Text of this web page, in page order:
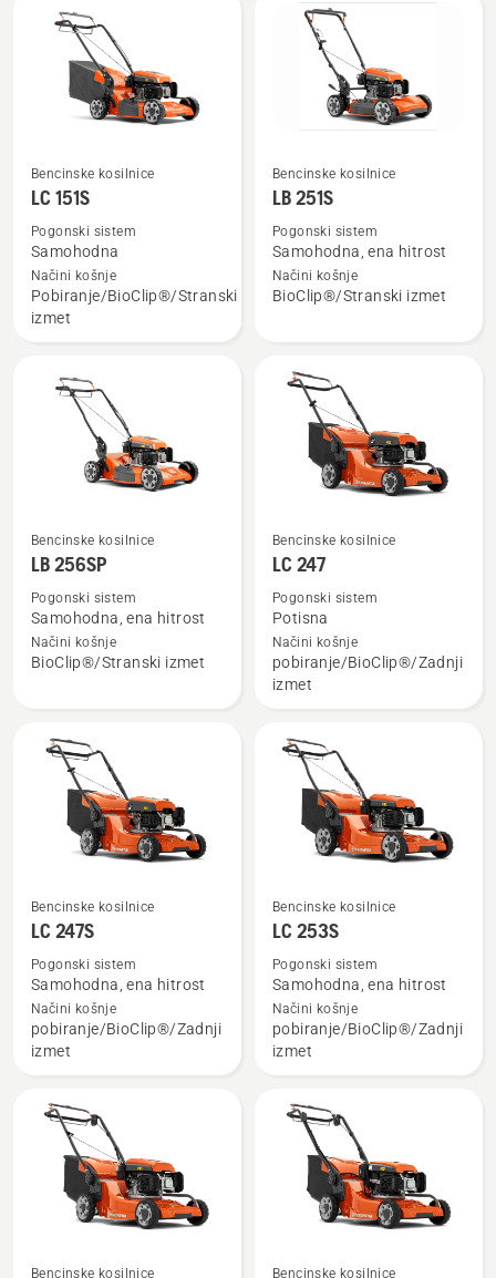
Oglejte
več
podrobnosti
LC 151S
Bencinske kosilnice
LC 151S
Pogonski sistem
Samohodna
Načini košnje
Pobiranje/BioClip®/Stranski
izmet
Oglejte
več
podrobnosti
LB 251S
Bencinske kosilnice
LB 251S
Pogonski sistem
Samohodna, ena hitrost
Načini košnje
BioClip®/Stranski izmet
Oglejte
več
podrobnosti
LB 256SP
Bencinske kosilnice
LB 256SP
Pogonski sistem
Samohodna, ena hitrost
Načini košnje
BioClip®/Stranski izmet
Oglejte
več
podrobnosti
LC 247
Bencinske kosilnice
LC 247
Pogonski sistem
Potisna
Načini košnje
pobiranje/BioClip®/Zadnji
izmet
Oglejte
več
podrobnosti
LC 247S
Bencinske kosilnice
LC 247S
Pogonski sistem
Samohodna, ena hitrost
Načini košnje
pobiranje/BioClip®/Zadnji
izmet
Oglejte
več
podrobnosti
LC 253S
Bencinske kosilnice
LC 253S
Pogonski sistem
Samohodna, ena hitrost
Načini košnje
pobiranje/BioClip®/Zadnji
izmet
Bencinske kosilnice Bencinske kosilnice